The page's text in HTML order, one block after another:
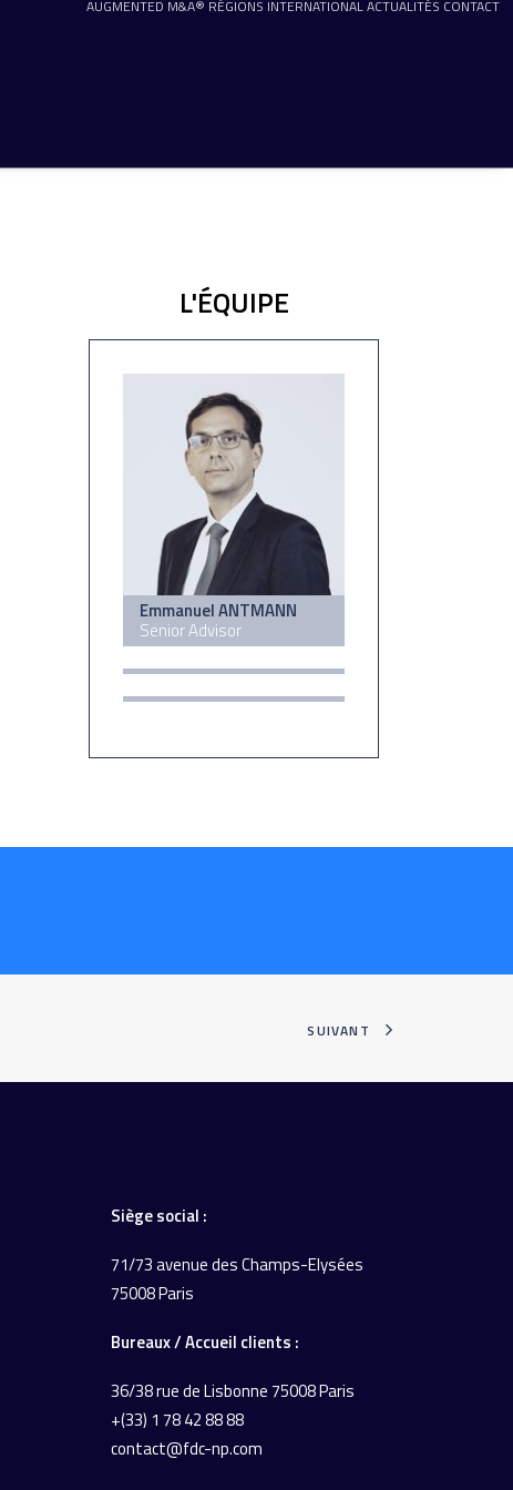
AUGMENTED M&A® RÉGIONS INTERNATIONALACTUALITÉS CONTACT
L'ÉQUIPE
Emmanuel ANTMANN
Senior Advisor
SUIVANT
Siège social :
71/73 avenue des Champs-Elysées
75008 Paris
Bureaux / Accueil clients :
36/38 rue de Lisbonne75008 Paris
+(33) 1 78 42 88 88
contact@fdc-np.com